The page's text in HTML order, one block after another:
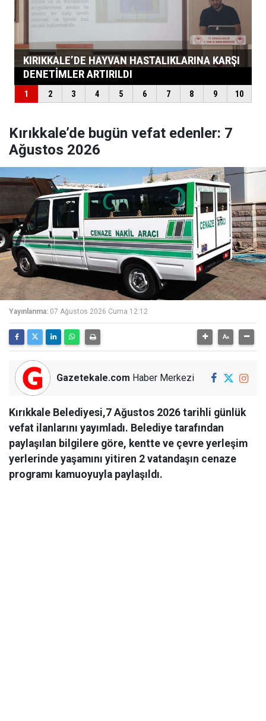
Kırıkkale’de bugün vefat edenler: 7
Ağustos 2026
Yayınlanma: 07 Ağustos 2026 Cuma 12:12
Gazetekale.com Haber Merkezi
Kırıkkale Belediyesi,7 Ağustos 2026 tarihli günlük
vefat ilanlarını yayımladı. Belediye tarafından
paylaşılan bilgilere göre, kentte ve çevre yerleşim
yerlerinde yaşamını yitiren 2 vatandaşın cenaze
programı kamuoyuyla paylaşıldı.